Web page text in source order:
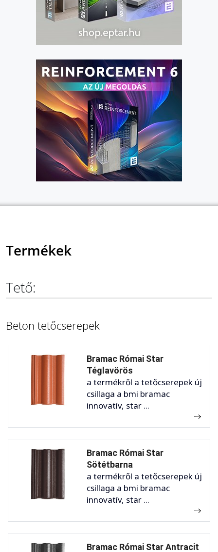
Termékek
Tető:
Beton tetőcserepek
Bramac Római Star
Téglavörös
a termékről a tetőcserepek új
csillaga a bmi bramac
innovatív, star ...
Bramac Római Star
Sötétbarna
a termékről a tetőcserepek új
csillaga a bmi bramac
innovatív, star ...
Bramac Római Star Antracit